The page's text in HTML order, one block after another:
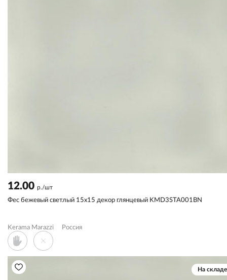
12.00 р./шт
Фес бежевый светлый 15x15 декор глянцевый KMD3STA001BN
Kerama Marazzi Россия
На складе